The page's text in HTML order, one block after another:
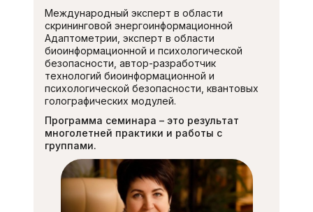
Международный эксперт в области
скрининговой энергоинформационной
Адаптометрии, эксперт в области
биоинформационной и психологической
безопасности, автор-разработчик
технологий биоинформационной и
психологической безопасности, квантовых
голографических модулей.
Программа семинара – это результат
многолетней практики и работы с
группами.